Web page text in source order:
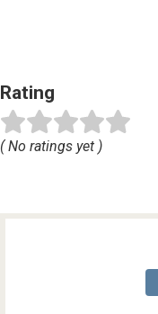
Rating
( No ratings yet )